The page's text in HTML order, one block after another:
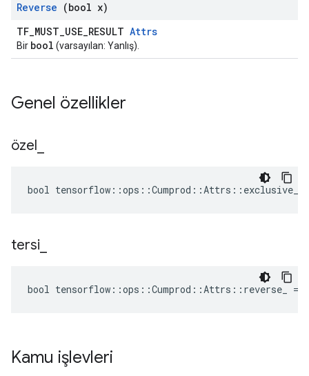
Reverse (bool x)
TF_MUST_USE_RESULT Attrs
Bir bool (varsayılan: Yanlış).
Genel özellikler
özel
bool tensorflow::ops::Cumprod::Attrs::exclusive_
tersi
bool tensorflow::ops::Cumprod::Attrs::reverse_ =
Kamu işlevleri